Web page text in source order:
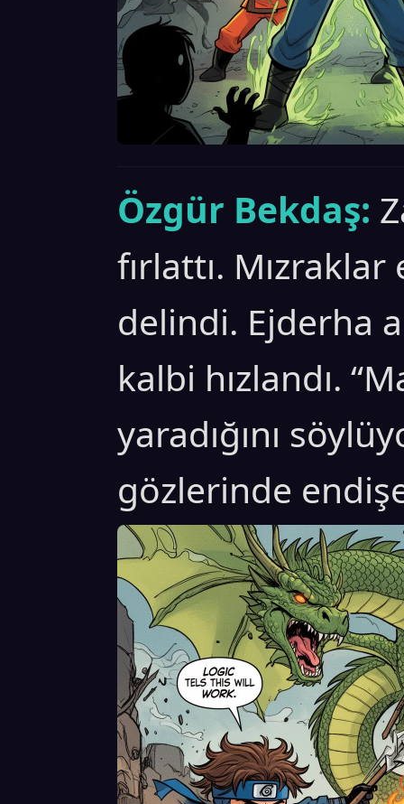
Özgür Bekdaş:
fırlattı.
delindi. Ejderha
kalbi hızlandı.
yaradığını
gözlerinde